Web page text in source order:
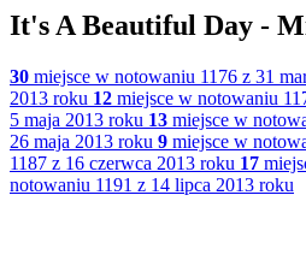
It's A Beautiful Day -
30 miejsce w notowaniu 1176 z 31
2013 roku 12 miejsce w notowaniu
5 maja 2013 roku 13 miejsce w
26 maja 2013 roku 9 miejsce w
1187 z 16 czerwca 2013 roku 17
notowaniu 1191 z 14 lipca 2013 roku